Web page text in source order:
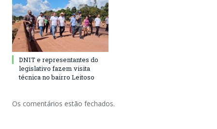
DNIT e representantes do
legislativo fazem visita
técnica no bairro Leitoso
Os comentários estão fechados.